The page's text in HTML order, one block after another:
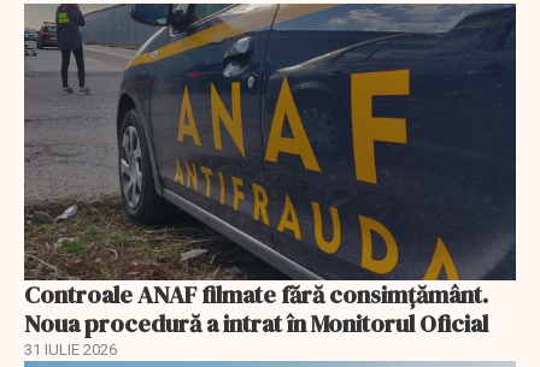
Controale ANAF filmate fără consimțământ.
Noua procedură a intrat în Monitorul Oficial
31 IULIE 2026